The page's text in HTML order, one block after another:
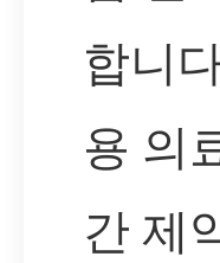
합니
용 의
간 제